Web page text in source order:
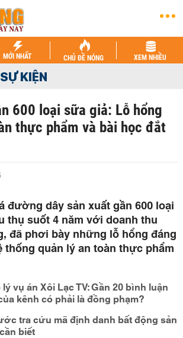
MỚI NHẤT CHỦ ĐỀ NÓNG XEM NHIỀU
KIỆN
600 loại sữa giả: Lỗ hổng
thực phẩm và bài học đắt
đường dây sản xuất gần 600 loại
thụ suốt 4 năm với doanh thu
đã phơi bày những lỗ hổng đáng
thống quản lý an toàn thực phẩm
vụ án Xôi Lạc TV: Gần 20 bình luận
kênh có phải là đồng phạm?
tra cứu mã định danh bất động sản
biết